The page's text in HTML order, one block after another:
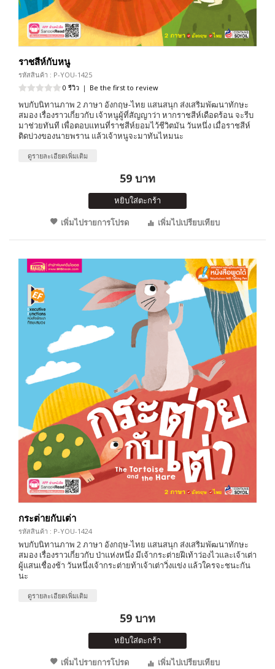
ราชสีห์กับหนู
รหัสสินค้า : P-YOU-1425
0 รีวิว | Be the first to review
พบกับนิทานภาพ 2 ภาษา อังกฤษ-ไทย แสนสนุก ส่งเสริมพัฒนาทักษะ
สมอง เรื่องราวเกี่ยวกับ เจ้าหนูผู้ที่สัญญาว่า หากราชสีห์เดือดร้อน จะรีบ
มาช่วยทันที เพื่อตอบแทนที่ราชสีห์ยอมไว้ชีวิตมัน วันหนึ่ง เมื่อราชสีห์
ติดบ่วงของนายพราน แล้วเจ้าหนูจะมาทันไหมนะ
ดูรายละเอียดเพิ่มเติม
59 บาท
หยิบใส่ตะกร้า
เพิ่มไปรายการโปรด
เพิ่มไปเปรียบเทียบ
กระต่ายกับเต่า
รหัสสินค้า : P-YOU-1424
พบกับนิทานภาพ 2 ภาษา อังกฤษ-ไทย แสนสนุก ส่งเสริมพัฒนาทักษะ
สมอง เรื่องราวเกี่ยวกับ ป่าแห่งหนึ่ง มีเจ้ากระต่ายฝีเท้าว่องไวและเจ้าเต่า
ผู้แสนเชื่องช้า วันหนึ่งเจ้ากระต่ายท้าเจ้าเต่าวิ่งแข่ง แล้วใครจะชนะกัน
นะ
ดูรายละเอียดเพิ่มเติม
59 บาท
หยิบใส่ตะกร้า
เพิ่มไปรายการโปรด
เพิ่มไปเปรียบเทียบ